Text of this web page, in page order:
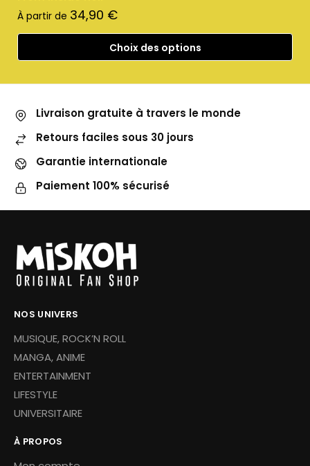
À partir de 34,90 €
Choix des options
Livraison gratuite à travers le monde
Retours faciles sous 30 jours
Garantie internationale
Paiement 100% sécurisé
NOS UNIVERS
MUSIQUE, ROCK’N ROLL
MANGA, ANIME
ENTERTAINMENT
LIFESTYLE
UNIVERSITAIRE
À PROPOS